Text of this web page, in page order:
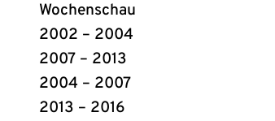
Wochenschau
2002 – 2004
2007 – 2013
2004 – 2007
2013 – 2016